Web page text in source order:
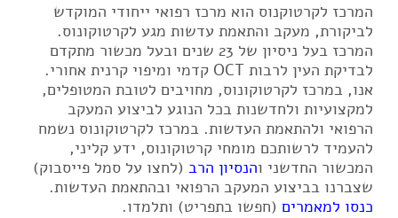
המרכז לקרטוקנוס הוא מרכז רפואי ייחודי המוקדש
לביקורת, מעקב והתאמת עדשות מגע לקרטוקונוס.
המרכז בעל ניסיון של 23 שנים ובעל מכשור מתקדם
לבדיקת העין לרבות OCT קדמי ומיפוי קרנית אחורי.
אנו, במרכז לקרטוקונוס, מחויבים לטובת המטופלים,
למקצועיות ולחדשנות בכל הנוגע לביצוע המעקב
הרפואי ולהתאמת העדשות. במרכז לקרטוקונוס נשמח
להעמיד לרשותכם מומחי קרטוקונוס, ידע קליני,
המכשור החדשני והנסיון הרב (לחצו על סמל פייסבוק)
שצברנו בביצוע המעקב הרפואי ובהתאמת העדשות.
כנסו למאמרים (חפשו בתפריט) ותלמדו.